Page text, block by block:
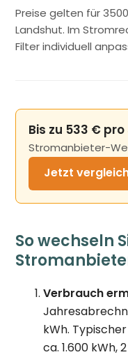
Preise gelten für
Landshut. Im
Filter individuell
Bis zu 533 €
Stromanbieter-
Jetzt
So wechseln
Verbrauch
kWh. Typischer
ca. 1.600 kWh,